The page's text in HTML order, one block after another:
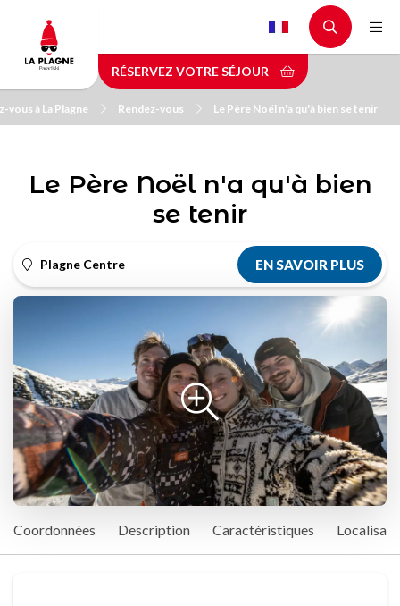
contenu
principal
RÉSERVEZ VOTRE SÉJOUR
vous à La Plagne Rendez-vous Le Père Noël n'a qu'à bien se tenir
Le Père Noël n'a qu'à bien
se tenir
Plagne Centre EN SAVOIR PLUS
Coordonnées Description Caractéristiques